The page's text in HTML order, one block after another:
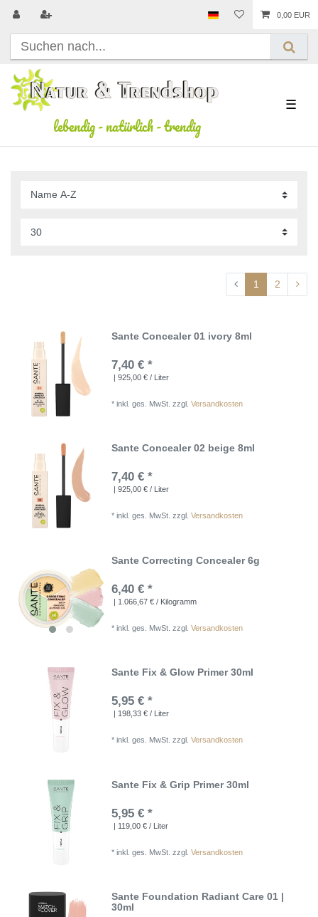
0,00 EUR
lebendig-natürlich-trendig
☰
1 2
Sante Concealer 01 ivory 8ml
7,40 € *
| 925,00 € / Liter
*inkl. ges. MwSt. zzgl.Versandkosten
Sante Concealer 02 beige 8ml
7,40 € *
| 925,00 € / Liter
*inkl. ges. MwSt. zzgl.Versandkosten
Sante Correcting Concealer 6g
6,40 € *
| 1.066,67 € / Kilogramm
*inkl. ges. MwSt. zzgl.Versandkosten
Sante Fix & Glow Primer 30ml
5,95 € *
| 198,33 € / Liter
*inkl. ges. MwSt. zzgl.Versandkosten
Sante Fix & Grip Primer 30ml
5,95 € *
| 119,00 € / Liter
*inkl. ges. MwSt. zzgl.Versandkosten
Sante Foundation Radiant Care 01 |
30ml